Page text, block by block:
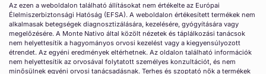
Az ezen a weboldalon található állításokat nem értékelte az Európai
Élelmiszerbiztonsági Hatóság (EFSA). A weboldalon értékesített termékek nem
alkalmasak betegségek diagnosztizálására, kezelésére, gyógyítására vagy
megelőzésére. A Monte Nativo által közölt nézetek és táplálkozási tanácsok
nem helyettesítik a hagyományos orvosi kezelést vagy a kiegyensúlyozott
étrendet. Az egyéni eredmények eltérhetnek. Az oldalon található információk
nem helyettesítik az orvosával folytatott személyes konzultációt, és nem
minősülnek egyéni orvosi tanácsadásnak. Terhes és szoptató nők a termékek